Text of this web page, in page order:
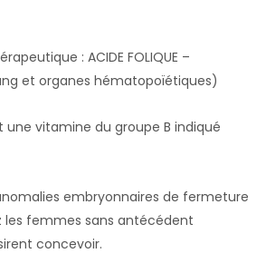
: ACIDE FOLIQUE –
et organes hématopoïétiques)
vitamine du groupe B indiqué
embryonnaires de fermeture
les femmes sans antécédent
concevoir.